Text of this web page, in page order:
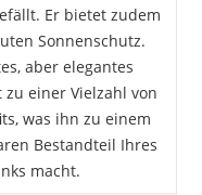
Er bietet zudem
Sonnenschutz.
aber elegantes
zu einer Vielzahl von
was ihn zu einem
Bestandteil Ihres
macht.